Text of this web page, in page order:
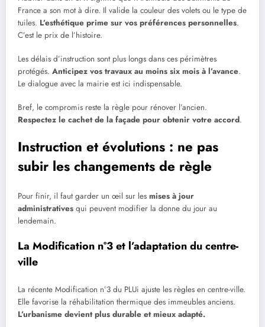
France a son mot à dire. Il valide la couleur des volets ou le type de
tuiles. L’esthétique prime sur vos préférences personnelles.
C’est le prix de l’histoire.
Les délais d’instruction sont plus longs dans ces périmètres
protégés. Anticipez vos travaux au moins six mois à l’avance.
Le dialogue avec la mairie est ici indispensable.
Bref, le compromis reste la règle pour rénover l’ancien.
Respectez le cachet de la façade pour obtenir votre accord.
Instruction et évolutions : ne pas
subir les changements de règle
Pour finir, il faut garder un œil sur les mises à jour
administratives qui peuvent modifier la donne du jour au
lendemain.
La Modification n°3 et l’adaptation du centre-
ville
La récente Modification n°3 du PLUi ajuste les règles en centre-ville.
Elle favorise la réhabilitation thermique des immeubles anciens.
L’urbanisme devient plus durable et mieux adapté.